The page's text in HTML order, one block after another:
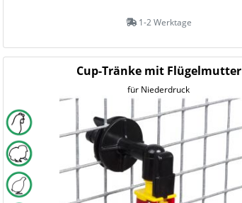
1-2 Werktage
Cup-Tränke mit Flügelmutter
für Niederdruck